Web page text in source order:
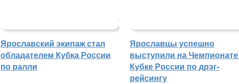
Ярославский экипаж стал
обладателем Кубка России
по ралли
Ярославцы успешно
выступили на
Кубке России по дрэг-
рейсингу